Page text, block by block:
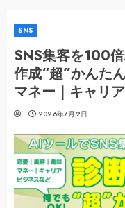
SNS
SNS集客を100
作成“超”かんた
マネー｜キャリ
2026年7月2日